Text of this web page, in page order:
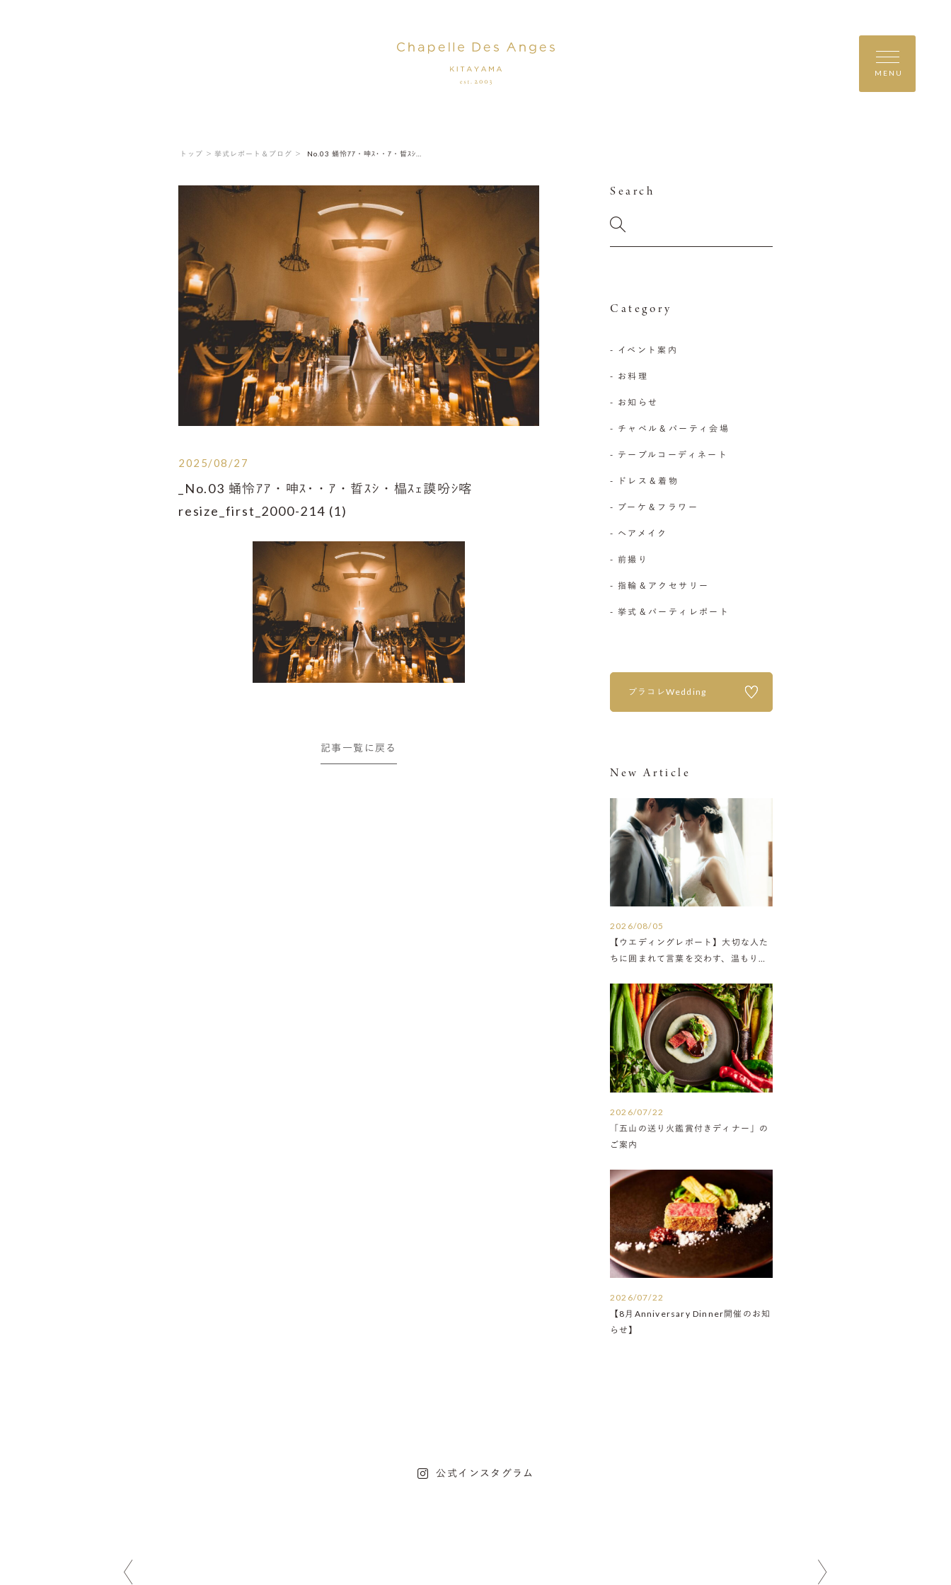
MENU
トップ ＞ 挙式レポート＆ブログ ＞
2025/08/27
_No.03 蛹怜ｱｱ・呻ｽ･・ｱ・晢ｽｼ・橸ｽｪ謨吩ｼ喀
resize_first_2000-214 (1)
記事一覧に戻る
Search
Category
- イベント案内
- お料理
- お知らせ
- チャペル＆パーティ会場
- テーブルコーディネート
- ドレス＆着物
- ブーケ＆フラワー
- ヘアメイク
- 前撮り
- 指輪＆アクセサリー
- 挙式＆パーティレポート
プラコレWedding
New Article
2026/08/05
【ウエディングレポート】大切な人た
ちに囲まれて言葉を交わす、温もりに
2026/07/22
「五山の送り火鑑賞付きディナー」の
ご案内
2026/07/22
【8月Anniversary Dinner開催のお知
らせ】
公式インスタグラム